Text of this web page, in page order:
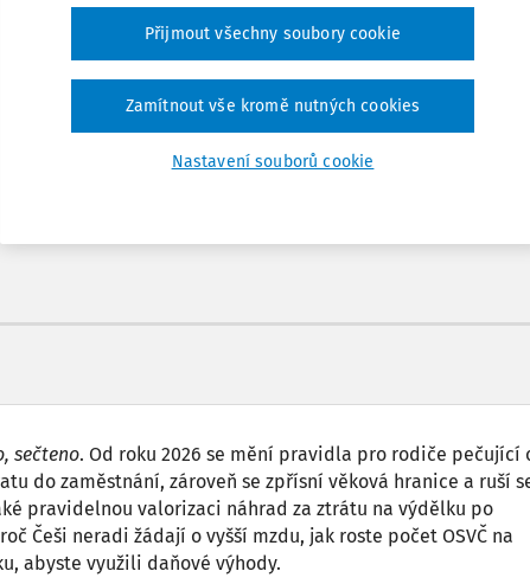
Odemčené podcasty
sečteno. Od roku 2026 se mění pravidla pro rodiče pečující
do zaměstnání, zároveň se zpřísní věková hranice a ruší
pravidelnou valorizaci náhrad za ztrátu na výdělku po
Češi neradi žádají o vyšší mzdu, jak roste počet OSVČ na
abyste využili daňové výhody.
Nastavení souborů cookie
Zamítnout vše kromě nutných cookies
Přijmout všechny soubory cookie